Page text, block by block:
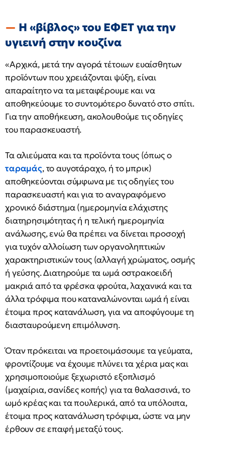
Η «βίβλος» του ΕΦΕΤ για την
υγιεινή στην κουζίνα
«Αρχικά, μετά την αγορά τέτοιων ευαίσθητων
προϊόντων που χρειάζονται ψύξη, είναι
απαραίτητο να τα μεταφέρουμε και να
αποθηκεύουμε το συντομότερο δυνατό στο σπίτι.
Για την αποθήκευση, ακολουθούμε τις οδηγίες
του παρασκευαστή.
Τα αλιεύματα και τα προϊόντα τους (όπως ο
ταραμάς, το αυγοτάραχο, ή το μπρικ)
αποθηκεύονται σύμφωνα με τις οδηγίες του
παρασκευαστή και για το αναγραφόμενο
χρονικό διάστημα (ημερομηνία ελάχιστης
διατηρησιμότητας ή η τελική ημερομηνία
ανάλωσης, ενώ θα πρέπει να δίνεται προσοχή
για τυχόν αλλοίωση των οργανοληπτικών
χαρακτηριστικών τους (αλλαγή χρώματος, οσμής
ή γεύσης. Διατηρούμε τα ωμά οστρακοειδή
μακριά από τα φρέσκα φρούτα, λαχανικά και τα
άλλα τρόφιμα που καταναλώνονται ωμά ή είναι
έτοιμα προς κατανάλωση, για να αποφύγουμε τη
διασταυρούμενη επιμόλυνση.
Όταν πρόκειται να προετοιμάσουμε τα γεύματα,
φροντίζουμε να έχουμε πλύνει τα χέρια μας και
χρησιμοποιούμε ξεχωριστό εξοπλισμό
(μαχαίρια, σανίδες κοπής) για τα θαλασσινά, το
ωμό κρέας και τα πουλερικά, από τα υπόλοιπα,
έτοιμα προς κατανάλωση τρόφιμα, ώστε να μην
έρθουν σε επαφή μεταξύ τους.